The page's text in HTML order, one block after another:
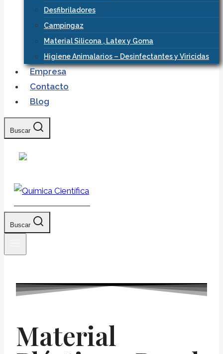
Desfibriladores
Campingaz
Material Silicona , Latex y Goma
Higiene Animalarios – Desinfectantes y Viricidas
Empresa
Contacto
Blog
Buscar
Buscar
Material